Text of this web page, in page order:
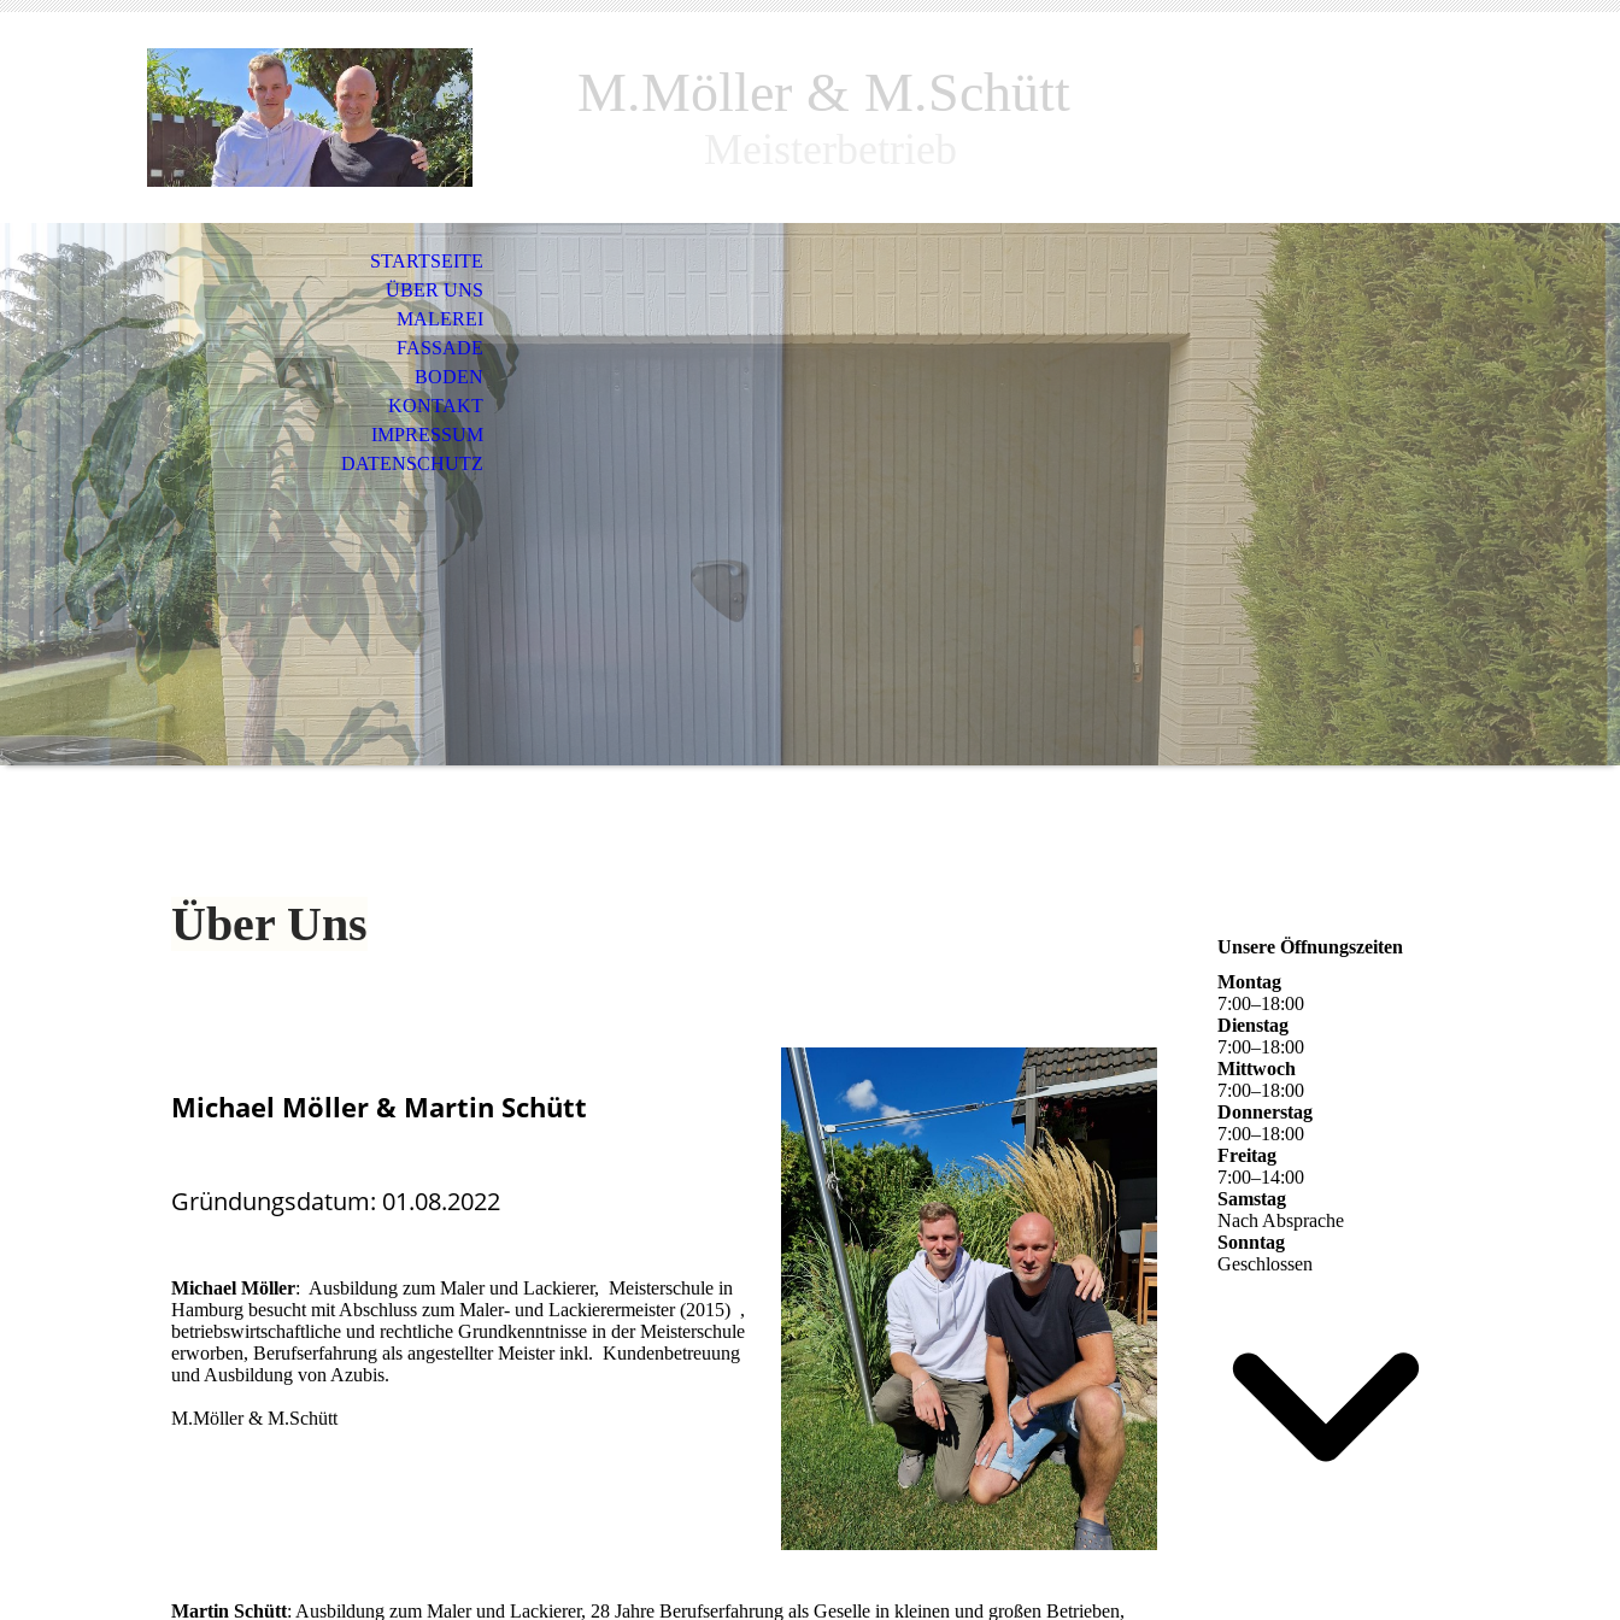
M.Möller & M.Schütt
STARTSEITE
ÜBER UNS
MALEREI
FASSADE
BODEN
KONTAKT
IMPRESSUM
DATENSCHUTZ
Über Uns
Michael Möller & Martin Schütt
Gründungsdatum: 01.08.2022
Michael Möller: Ausbildung zum Maler und Lackierer, Meisterschule in
Hamburg besucht mit Abschluss zum Maler- und Lackierermeister (2015) ,
betriebswirtschaftliche und rechtliche Grundkenntnisse in der Meisterschule
erworben, Berufserfahrung als angestellter Meister inkl. Kundenbetreuung
und Ausbildung von Azubis.
M.Möller & M.Schütt
Martin Schütt: Ausbildung zum Maler und Lackierer, 28 Jahre Berufserfahrung als Geselle in kleinen und großen Betrieben,
Unsere Öffnungszeiten
Montag
7:00–18:00
Dienstag
7:00–18:00
Mittwoch
7:00–18:00
Donnerstag
7:00–18:00
Freitag
7:00–14:00
Samstag
Nach Absprache
Sonntag
Geschlossen